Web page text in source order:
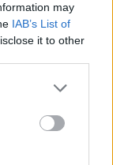
may
IAB’s List of
it to other
μαζί σας
και τραύματα